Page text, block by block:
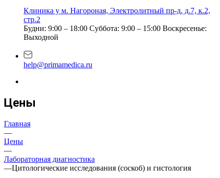
Клиника у м. Нагороная, Электролитный пр-д, д.7, к.2,
стр.2
Будни: 9:00 – 18:00 Суббота: 9:00 – 15:00 Воскресенье:
Выходной
help@primamedica.ru
Цены
Главная
—
Цены
—
Лабораторная диагностика
—Цитологические исследования (соскоб) и гистология